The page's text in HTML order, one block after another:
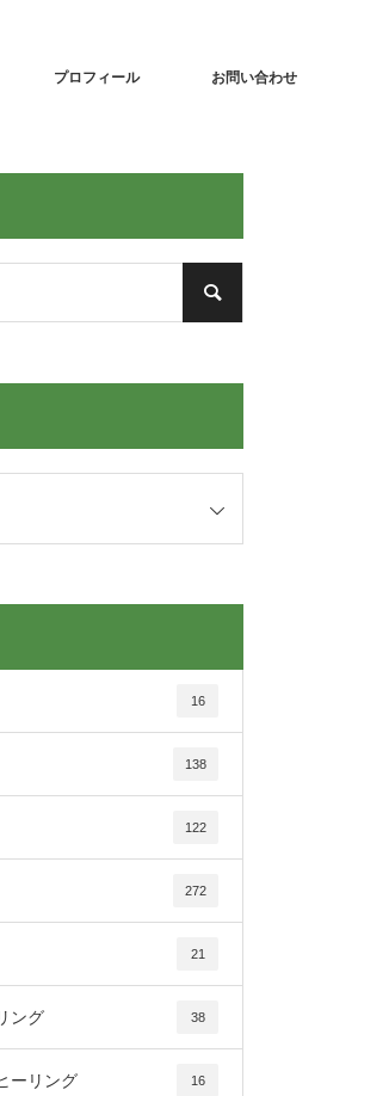
プロフィール お問い合わせ
16
138
122
272
21
ング 38
ーリング 16